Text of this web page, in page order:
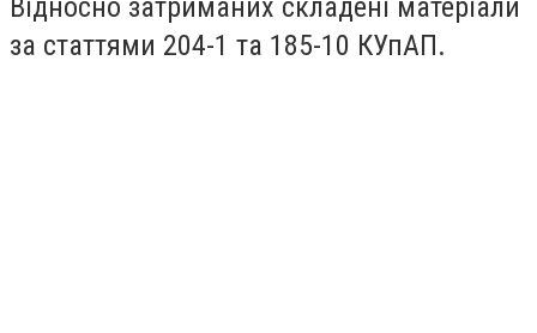
Відносно затриманих складені матеріали
за статтями 204-1 та 185-10 КУпАП.